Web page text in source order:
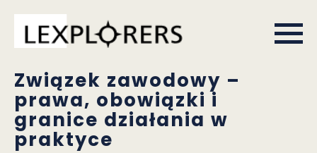
Związek zawodowy –
prawa, obowiązki i
granice działania w
praktyce